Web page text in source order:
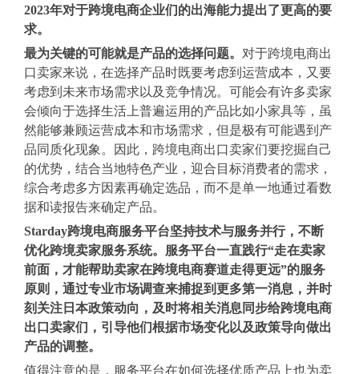
2023年对于跨境电商企业们的出海能力提出了更高的要
求。
最为关键的可能就是产品的选择问题。 对于跨境电商出
口卖家来说，在选择产品时既要考虑到运营成本，又要
考虑到未来市场需求以及竞争情况。可能会有许多卖家
会倾向于选择生活上普遍运用的产品比如小家具等，虽
然能够兼顾运营成本和市场需求，但是极有可能遇到产
品同质化现象。因此，跨境电商出口卖家们要挖掘自己
的优势，结合当地特色产业，迎合目标消费者的需求，
综合考虑多方因素再确定选品，而不是单一地通过看数
据和读报告来确定产品。
Starday跨境电商服务平台坚持技术与服务并行，不断
优化跨境卖家服务系统。服务平台一直践行“走在卖家
前面，才能帮助卖家在跨境电商赛道走得更远”的服务
原则，通过专业市场调查来捕捉到更多第一消息，并时
刻关注日本政策动向，及时将相关消息同步给跨境电商
出口卖家们，引导他们根据市场变化以及政策导向做出
产品的调整。
值得注意的是，服务平台在如何选择优质产品上也为卖